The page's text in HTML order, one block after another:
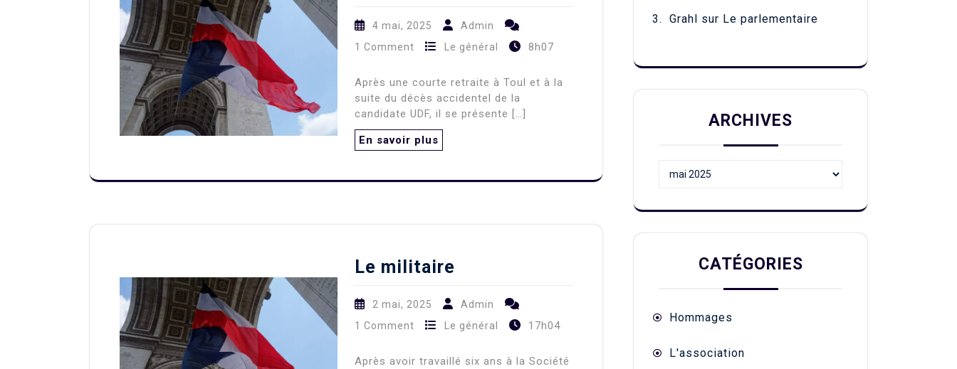
4 mai, 2025
Admin
1 Comment
Le général 8h07
Après une courte retraite à Toul et à la
suite du décès accidentel de la
candidate UDF, il se présente […]
En savoir plus
Le militaire
2 mai, 2025
Admin
1 Comment
Le général 17h04
Après avoir travaillé six ans à la Société
Grahl sur Le parlementaire
ARCHIVES
Archives
CATÉGORIES
Hommages
L'association